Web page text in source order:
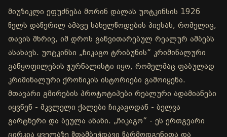
მიუზიკლი ეფუძნება მორინ დალას უოტკინსის 1926
წელს დაწერილ ამავე სახელწოდების პიესას, რომელიც,
თავის მხრივ, იმ დროს განვითარებულ რეალურ ამბებს
ასახავს. უოტკინსი „ჩიკაგო ტრიბუნის“ კრიმინალური
განყოფილების ჟურნალისტი იყო, რომელმაც ფაბულად
კრიმინალური ქრონიკის ისტორიები გამოიყენა.
მთავარი გმირების პროტოტიპები რეალური ადამიანები
იყვნენ - მკვლელი ქალები ჩიკაგოდან - ბელვა
გარტნერი და ბეულა ანანი. „ჩიკაგო“ - ეს ერთგვარი
ცირკია ყველაზე შთამბეჭდავი წარმოდგენითა და